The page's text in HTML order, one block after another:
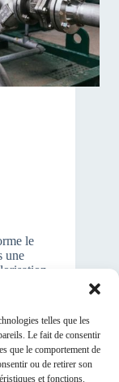
telles que les
Le fait de consentir
que le comportement de
ou de retirer son
et fonctions.
le
une